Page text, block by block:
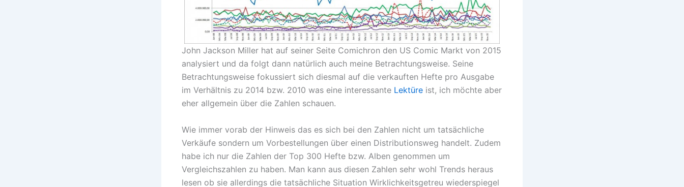
John Jackson Miller hat auf seiner Seite Comichron den US Comic Markt von 2015
analysiert und da folgt dann natürlich auch meine Betrachtungsweise. Seine
Betrachtungsweise fokussiert sich diesmal auf die verkauften Hefte pro Ausgabe
im Verhältnis zu 2014 bzw. 2010 was eine interessante Lektüre ist, ich möchte aber
eher allgemein über die Zahlen schauen.
Wie immer vorab der Hinweis das es sich bei den Zahlen nicht um tatsächliche
Verkäufe sondern um Vorbestellungen über einen Distributionsweg handelt. Zudem
habe ich nur die Zahlen der Top 300 Hefte bzw. Alben genommen um
Vergleichszahlen zu haben. Man kann aus diesen Zahlen sehr wohl Trends heraus
lesen ob sie allerdings die tatsächliche Situation Wirklichkeitsgetreu wiederspiegel